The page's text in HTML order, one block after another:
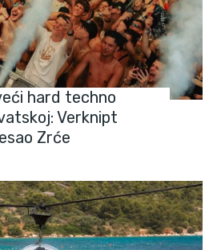
hard techno
Verknipt
Zrće